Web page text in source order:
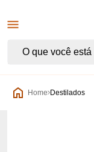
Home Destilados